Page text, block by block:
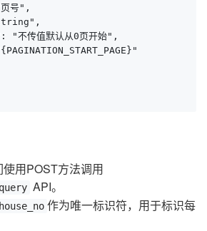
号",
不传值默认从0页开始",
使用POST方法调用
API。
作为唯一标识符，用于标识每